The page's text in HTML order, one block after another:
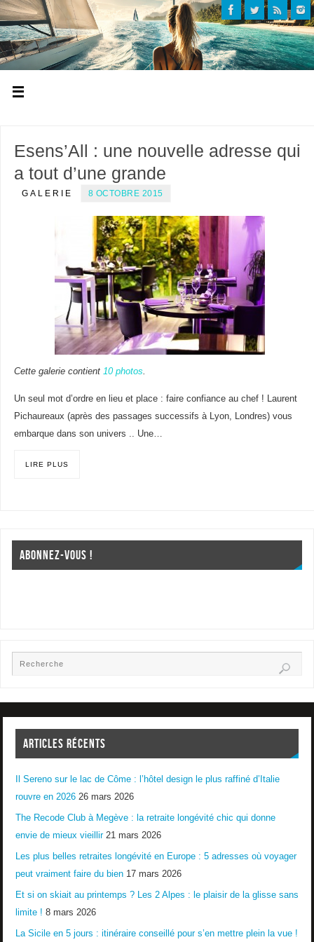
Esens’All : une nouvelle adresse qui
a tout d’une grande
GALERIE 8 OCTOBRE 2015
Cette galerie contient 10 photos.
Un seul mot d’ordre en lieu et place : faire confiance au chef ! Laurent
Pichaureaux (après des passages successifs à Lyon, Londres) vous
embarque dans son univers .. Une…
LIRE PLUS
ABONNEZ-VOUS !
ARTICLES RÉCENTS
Il Sereno sur le lac de Côme : l’hôtel design le plus raffiné d’Italie
rouvre en 2026 26 mars 2026
The Recode Club à Megève : la retraite longévité chic qui donne
envie de mieux vieillir 21 mars 2026
Les plus belles retraites longévité en Europe : 5 adresses où voyager
peut vraiment faire du bien 17 mars 2026
Et si on skiait au printemps ? Les 2 Alpes : le plaisir de la glisse sans
limite ! 8 mars 2026
La Sicile en 5 jours : itinéraire conseillé pour s’en mettre plein la vue !